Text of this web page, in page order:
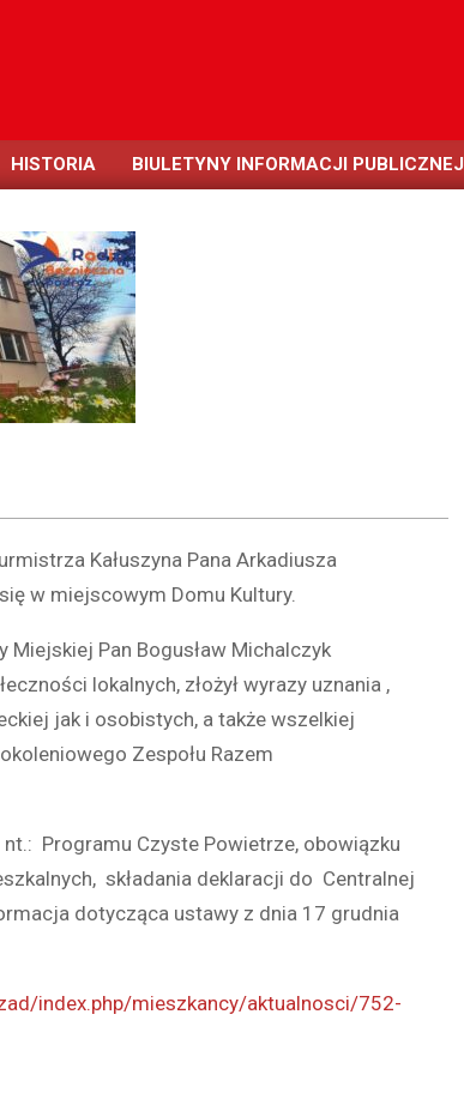
HISTORIA BIULETYNY INFORMACJI PUBLICZNEJ
Kałuszyna Pana Arkadiusza
w miejscowym Domu Kultury.
Miejskiej Pan Bogusław Michalczyk
lokalnych, złożył wyrazy uznania ,
jak i osobistych, a także wszelkiej
Zespołu Razem
Programu Czyste Powietrze, obowiązku
składania deklaracji do Centralnej
dotycząca ustawy z dnia 17 grudnia
index.php/mieszkancy/aktualnosci/752-